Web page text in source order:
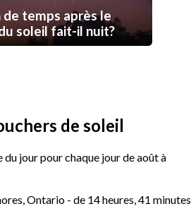
de temps après le
soleil fait-il nuit?
de soleil
jour pour chaque jour de août à
Ontario - de 14 heures, 41 minutes